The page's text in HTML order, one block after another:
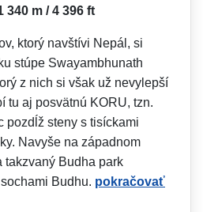
340 m / 4 396 ft
ktorý navštívi Nepál, si
stúpe Swayambhunath
z nich si však už nevylepší
tu aj posvätnú KORU, tzn.
pozdĺž steny s tisíckami
Navyše na západnom
takzvaný Budha park
Budhu. pokračovať